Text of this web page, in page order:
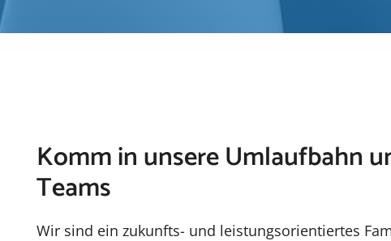
Komm in unsere Umlaufbahn
Teams
Wir sind ein zukunfts- und leistungsorientiertes